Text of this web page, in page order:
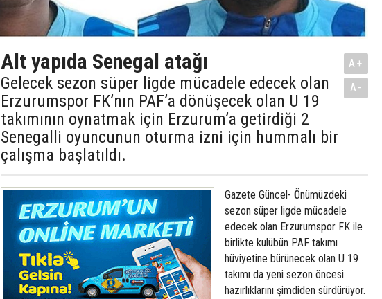
Alt yapıda Senegal atağı
Gelecek sezon süper ligde mücadele edecek olan
Erzurumspor FK’nın PAF’a dönüşecek olan U 19
takımının oynatmak için Erzurum’a getirdiği 2
Senegalli oyuncunun oturma izni için hummalı bir
çalışma başlatıldı.
A+
A-
Gazete Güncel- Önümüzdeki
sezon süper ligde mücadele
edecek olan Erzurumspor FK ile
birlikte kulübün PAF takımı
hüviyetine bürünecek olan U 19
takımı da yeni sezon öncesi
hazırlıklarını şimdiden sürdürüyor.